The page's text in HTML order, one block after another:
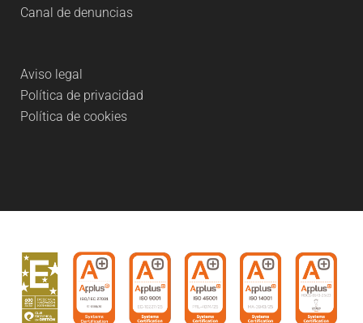
Canal de denuncias
Aviso legal
Política de privacidad
Política de cookies